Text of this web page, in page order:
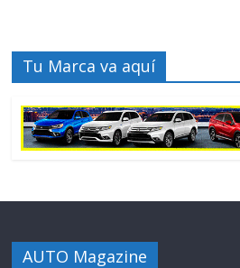
Tu Marca va aquí
AUTO Magazine